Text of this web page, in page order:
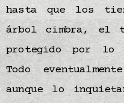
hasta que los
árbol cimbra, el
protegido por lo
Todo
aunque lo